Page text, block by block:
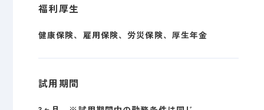
福利厚生
健康保険、雇用保険、労災保険、厚生年金
試用期間